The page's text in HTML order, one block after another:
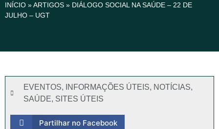
INÍCIO »ARTIGOS » DIÁLOGO SOCIAL NA SAÚDE – 22 DE
JULHO – UGT
EVENTOS, INFORMAÇÕES ÚTEIS, NOTÍCIAS,
SAÚDE, SITES ÚTEIS
Partilhar no Facebook